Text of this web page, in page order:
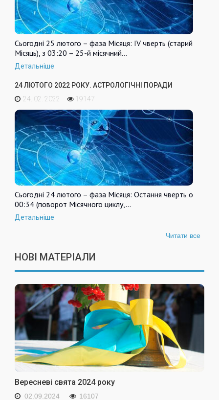
Сьогодні 25 лютого – фаза Місяця: IV чверть (старий
Місяць), з 03:20 – 25-й місячний…
Детальніше
24 ЛЮТОГО 2022 РОКУ. АСТРОЛОГІЧНІ ПОРАДИ
24. 02. 2022
19147
Сьогодні 24 лютого – фаза Місяця: Остання чверть о
00:34 (поворот Місячного циклу,…
Детальніше
Читати все
НОВІ МАТЕРІАЛИ
Вересневі свята 2024 року
02.09.2024 16107